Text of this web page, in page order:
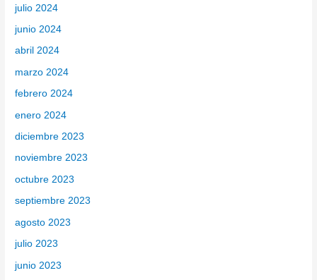
julio 2024
junio 2024
abril 2024
marzo 2024
febrero 2024
enero 2024
diciembre 2023
noviembre 2023
octubre 2023
septiembre 2023
agosto 2023
julio 2023
junio 2023